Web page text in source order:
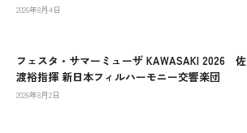
2026年8月4日
フェスタ・サマーミューザ KAWASAKI 2026 佐
渡裕指揮 新日本フィルハーモニー交響楽団
2026年8月2日